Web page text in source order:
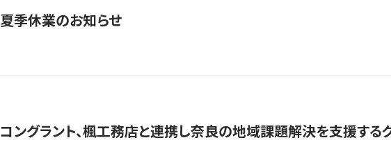
夏季休業のお知らせ
コングラント、楓工務店と連携し奈良の地域課題解決を支援する